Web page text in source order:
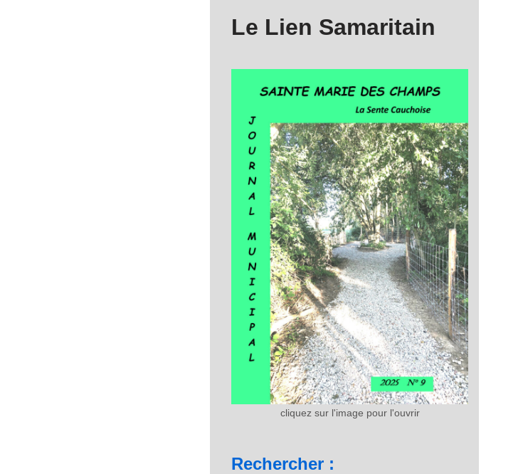
Le Lien Samaritain
cliquez sur l'image pour l'ouvrir
Rechercher :